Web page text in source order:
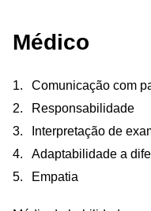
Médico
Comunicação com
Responsabilidade
Interpretação de
Adaptabilidade a
Empatia